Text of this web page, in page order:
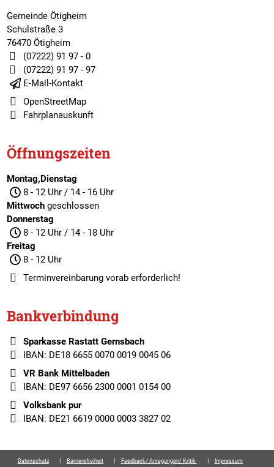
Gemeinde Ötigheim
Schulstraße 3
76470 Ötigheim
(07222) 91 97 - 0
(07222) 91 97 - 97
E-Mail-Kontakt
OpenStreetMap
Fahrplanauskunft
Öffnungszeiten
Montag,Dienstag
8 - 12 Uhr / 14 - 16 Uhr
Mittwochgeschlossen
Donnerstag
8 - 12 Uhr / 14 - 18 Uhr
Freitag
8 - 12 Uhr
Terminvereinbarungvorab erforderlich!
Bankverbindung
Sparkasse Rastatt Gernsbach
IBAN: DE18 6655 0070 0019 0045 06
VR Bank Mittelbaden
IBAN: DE97 6656 2300 0001 0154 00
Volksbank pur
IBAN: DE21 6619 0000 0003 3827 02
Datenschutz Barrierefreiheit Feedback/ Anregungen/ Kritik Impressum